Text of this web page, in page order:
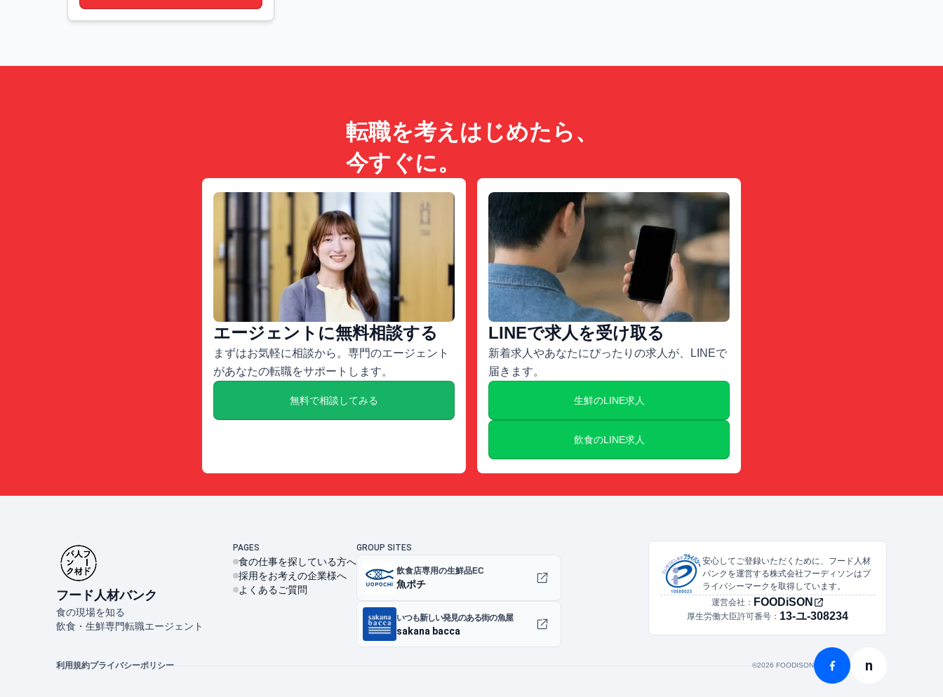
転職を考えはじめたら、
今すぐに。
エージェントに無料相談する
まずはお気軽に相談から。専門のエージェント
があなたの転職をサポートします。
無料で相談してみる
LINEで求人を受け取る
新着求人やあなたにぴったりの求人が、LINEで
届きます。
生鮮のLINE求人
飲食のLINE求人
フード人材バンク
食の現場を知る
飲食・生鮮専門転職エージェント
PAGES
食の仕事を探している方へ
採用をお考えの企業様へ
よくあるご質問
GROUP SITES
飲食店専用の生鮮品EC
魚ポチ
いつも新しい発見のある街の魚屋
sakana bacca
安心してご登録いただくために、フード人材
バンクを運営する株式会社フーディソンはプ
ライバシーマークを取得しています。
運営会社： FOODiSON
厚生労働大臣許可番号： 13-ユ-308234
利用規約プライバシーポリシー ©︎2026 FOODISON n